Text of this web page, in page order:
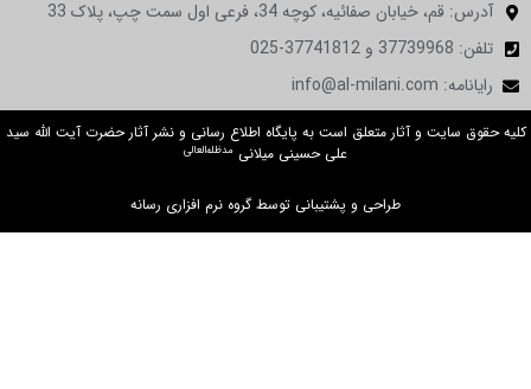
صفائیه، کوچه 34، فرعی اول سمت چپ، پلاک 33
و آثار متعلق است به پایگاه اطلاع رسانی و نشر آثار حضرت آیت الله سید
علی حسینی میلانی مدظله‌العالی
طراحی و پشتیبانی توسط گروه نرم افزاری رسانه